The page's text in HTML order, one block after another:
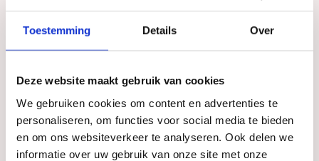
Toestemming Details Over
Deze website maakt gebruik van cookies
We gebruiken cookies om content en advertenties te
personaliseren, om functies voor social media te bieden
en om ons websiteverkeer te analyseren. Ook delen we
informatie over uw gebruik van onze site met onze
Het laatste wensenboekje helpt u om deze keuzes vast te
leggen. Heeft u al een duidelijk beeld of wilt u juist de tijd
nemen om erover na te denken? Het boekje biedt u de
ruimte om uw uitvaart stap voor stap vorm te geven.
digitaal als per post.
Laatste wensenboekje aanvragen